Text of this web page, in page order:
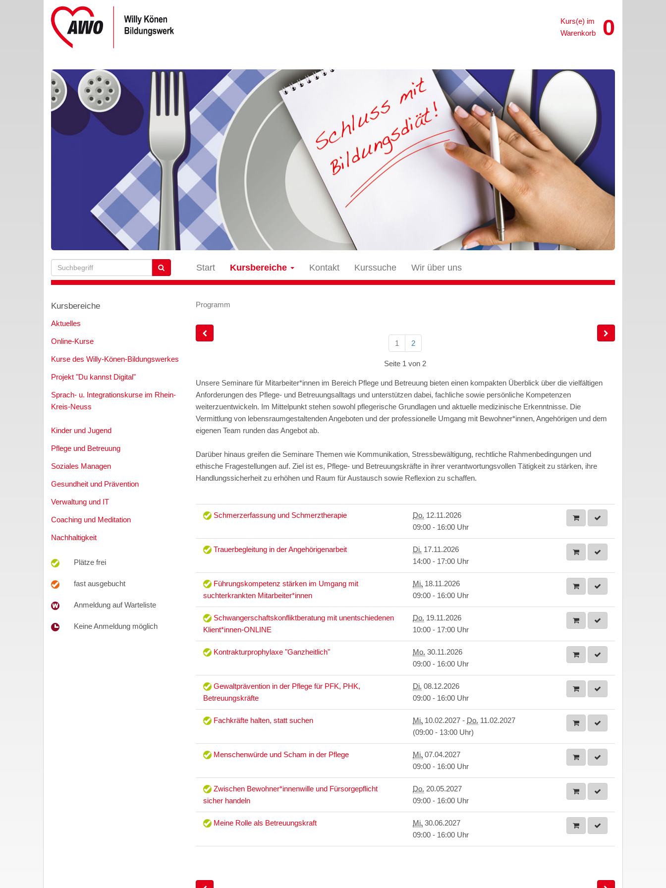
0
Kurs(e) im
Warenkorb
Start Kursbereiche Kontakt Kurssuche Wir über uns
Programm
1 2
Seite 1 von 2
Unsere Seminare für Mitarbeiter*innen im Bereich Pflege und Betreuung bieten einen kompakten Überblick über die vielfältigen
Anforderungen des Pflege- und Betreuungsalltags und unterstützen dabei, fachliche sowie persönliche Kompetenzen
weiterzuentwickeln. Im Mittelpunkt stehen sowohl pflegerische Grundlagen und aktuelle medizinische Erkenntnisse. Die
Vermittlung von lebensraumgestaltenden Angeboten und der professionelle Umgang mit Bewohner*innen, Angehörigen und dem
eigenen Team runden das Angebot ab.
Darüber hinaus greifen die Seminare Themen wie Kommunikation, Stressbewältigung, rechtliche Rahmenbedingungen und
ethische Fragestellungen auf. Ziel ist es, Pflege- und Betreuungskräfte in ihrer verantwortungsvollen Tätigkeit zu stärken, ihre
Handlungssicherheit zu erhöhen und Raum für Austausch sowie Reflexion zu schaffen.
Schmerzerfassung und Schmerztherapie Do. 12.11.2026
09:00 - 16:00 Uhr
Trauerbegleitung in der Angehörigenarbeit Di. 17.11.2026
14:00 - 17:00 Uhr
Führungskompetenz stärken im Umgang mit
suchterkrankten Mitarbeiter*innen
Mi. 18.11.2026
09:00 - 16:00 Uhr
Schwangerschaftskonfliktberatung mit unentschiedenen
Klient*innen-ONLINE
Do. 19.11.2026
10:00 - 17:00 Uhr
Kontrakturprophylaxe "Ganzheitlich" Mo. 30.11.2026
09:00 - 16:00 Uhr
Gewaltprävention in der Pflege für PFK, PHK,
Betreuungskräfte
Di. 08.12.2026
09:00 - 16:00 Uhr
Fachkräfte halten, statt suchen Mi. 10.02.2027 - Do. 11.02.2027
(09:00 - 13:00 Uhr)
Menschenwürde und Scham in der Pflege Mi. 07.04.2027
09:00 - 16:00 Uhr
Zwischen Bewohner*innenwille und Fürsorgepflicht
sicher handeln
Do. 20.05.2027
09:00 - 16:00 Uhr
Meine Rolle als Betreuungskraft Mi. 30.06.2027
09:00 - 16:00 Uhr
Kursbereiche
Aktuelles
Online-Kurse
Kurse des Willy-Könen-Bildungswerkes
Projekt "Du kannst Digital"
Sprach- u. Integrationskurse im Rhein-
Kreis-Neuss
Kinder und Jugend
Pflege und Betreuung
Soziales Managen
Gesundheit und Prävention
Verwaltung und IT
Coaching und Meditation
Nachhaltigkeit
Plätze frei
fast ausgebucht
Anmeldung auf Warteliste
Keine Anmeldung möglich